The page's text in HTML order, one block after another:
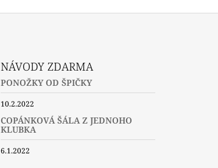
NÁVODY ZDARMA
PONOŽKY OD ŠPIČKY
10.2.2022
COPÁNKOVÁ ŠÁLA Z JEDNOHO
KLUBKA
6.1.2022